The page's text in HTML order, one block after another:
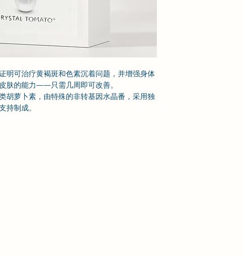
明可治疗黄褐斑和色素沉着问题，并增强身体
肤的能力——只需几周即可改善。
胡萝卜素，由特殊的非转基因水晶番，采用独
持制成。